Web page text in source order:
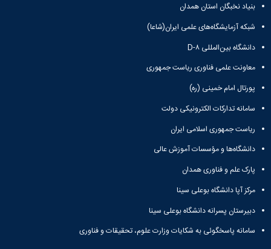
بنیاد نخبگان استان همدان
شبکه آزمایشگاه‌های علمی ایران(شاعا)
دانشگاه بین‌المللی D-۸
معاونت علمی فناوری ریاست جمهوری
پورتال امام خمینی (ره)
سامانه تدارکات الکترونیکی دولت
ریاست جمهوری اسلامی ایران
دانشگاه‌ها و مؤسسات آموزش عالی
پارک علم و فناوری همدان
مرکز آپا دانشگاه بوعلی سینا
دبیرستان پسرانه دانشگاه بوعلی سینا
سامانه پاسخگوئی به شکایات وزارت علوم، تحقیقات و فناوری